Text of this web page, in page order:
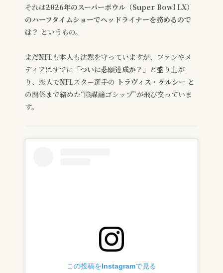
それは――2026年のスーパーボウル（Super Bowl LX）
のハーフタイムショーでヘッドライナーを務めるので
は？ というもの。
まだNFLも本人も沈黙を守っていますが、ファンやメ
ディアはすでに 「ついに悲願達成か？」 と盛り上が
り、恋人でNFLスター選手の トラヴィス・ケルシー と
の関係まで絡めた“陰謀論ゴシップ”が飛び交っていま
す。
この投稿をInstagramで見る